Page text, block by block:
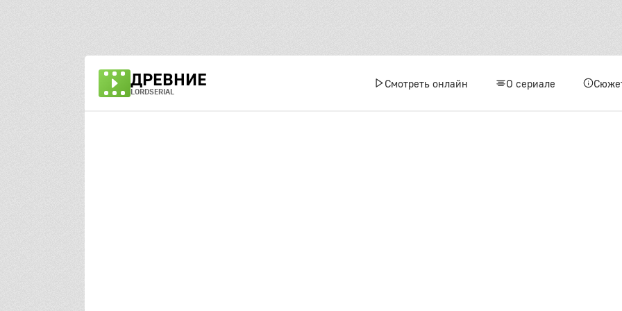
ДРЕВНИЕ
LORDSERIAL
Смотреть онлайн О сериале